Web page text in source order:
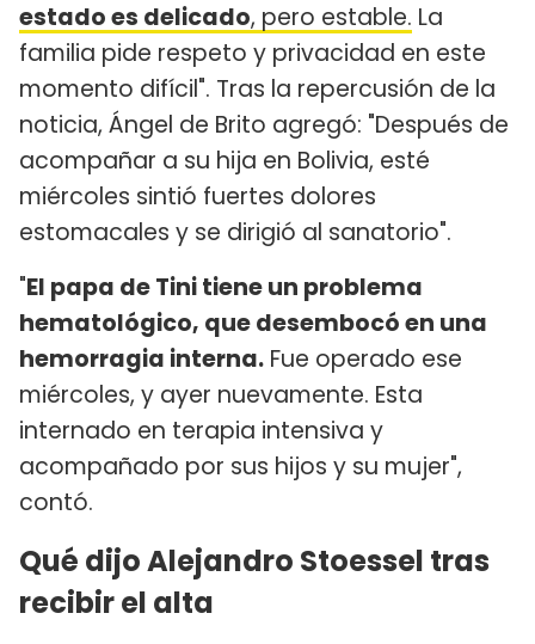
estado es delicado, pero estable. La
familia pide respeto y privacidad en este
momento difícil". Tras la repercusión de la
noticia, Ángel de Brito agregó: "Después de
acompañar a su hija en Bolivia, esté
miércoles sintió fuertes dolores
estomacales y se dirigió al sanatorio".
"El papa de Tini tiene un problema
hematológico, que desembocó en una
hemorragia interna. Fue operado ese
miércoles, y ayer nuevamente. Esta
internado en terapia intensiva y
acompañado por sus hijos y su mujer",
contó.
Qué dijo Alejandro Stoessel tras
recibir el alta